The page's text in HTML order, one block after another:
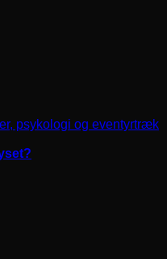
psykologi og eventyrtræk